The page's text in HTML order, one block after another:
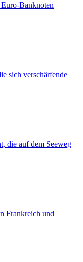
Euro-Banknoten
sich verschärfende
die auf dem Seeweg
Frankreich und